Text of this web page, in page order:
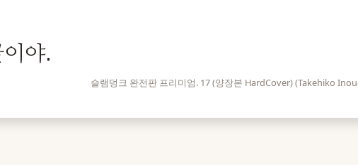
야.
슬램덩크 완전판 프리미엄. 17 (양장본 HardCover) (Takehiko